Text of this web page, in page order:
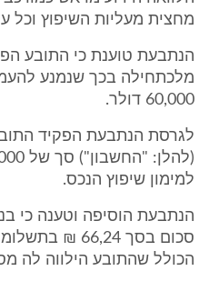
מחצית מעליות השיפוץ וכל
הנתבעת טוענת כי התובע
מלכתחילה בכך שנמנע
60,000 דולר.
לגרסת הנתבעת הפקיד
למימון שיפוץ הנכס.
הנתבעת הוסיפה וטענה כי
סכום בסך
הכולל שהתובע הילווה לה מסתכם